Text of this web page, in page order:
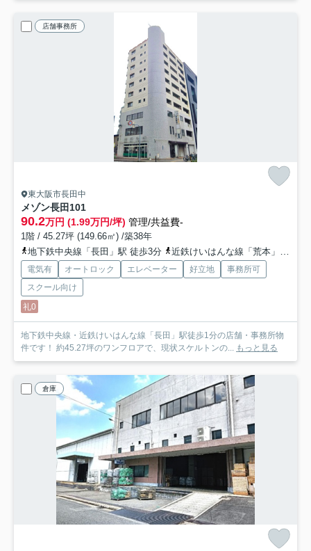
店舗事務所
東大阪市長田中
メゾン長田 101
90.2万円 (1.99万円/坪) 管理/共益費-
1階 / 45.27坪 (149.66㎡) /築38年
地下鉄中央線「長田」駅 徒歩3分
近鉄けいはんな線「荒本」駅 徒歩18分
電気有 オートロック エレベーター 好立地
事務所可
スクール向け
礼0
地下鉄中央線・近鉄けいはんな線「長田」駅徒歩1分の店舗・事務所物
件です！ 約45.27坪のワンフロアで、現状スケルトンの... もっと見る
倉庫